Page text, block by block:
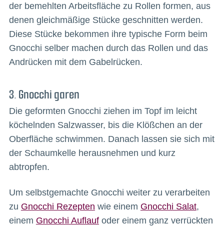
der bemehlten Arbeitsfläche zu Rollen formen, aus
denen gleichmäßige Stücke geschnitten werden.
Diese Stücke bekommen ihre typische Form beim
Gnocchi selber machen durch das Rollen und das
Andrücken mit dem Gabelrücken.
3. Gnocchi garen
Die geformten Gnocchi ziehen im Topf im leicht
köchelnden Salzwasser, bis die Klößchen an der
Oberfläche schwimmen. Danach lassen sie sich mit
der Schaumkelle herausnehmen und kurz
abtropfen.
Um selbstgemachte Gnocchi weiter zu verarbeiten
zu Gnocchi Rezepten wie einem Gnocchi Salat,
einem Gnocchi Auflaufoder einem ganz verrückten